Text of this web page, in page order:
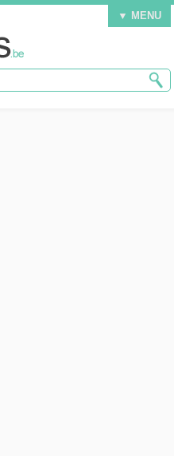
▼ MENU